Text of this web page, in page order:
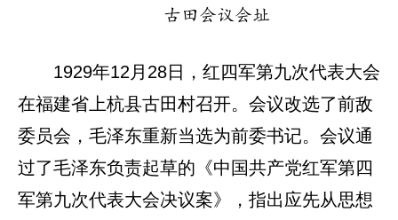
古田会议会址
1929年12月28日，红四军第九次代表大会
在福建省上杭县古田村召开。会议改选了前敌
委员会，毛泽东重新当选为前委书记。会议通
过了毛泽东负责起草的《中国共产党红军第四
军第九次代表大会决议案》，指出应先从思想